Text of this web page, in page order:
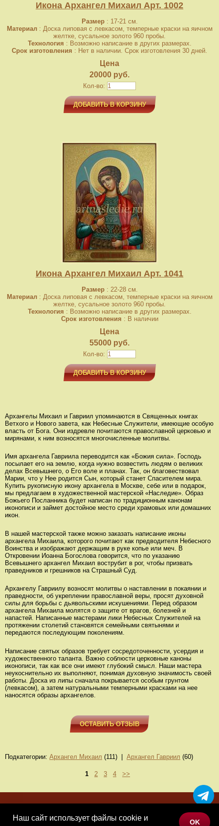
Икона Архангел Михаил Арт. 1002
Размер: 17-21 см.
Материал: Доска липовая с левкасом, темперные краски на яичном
желтке, сусальное золото 960 пробы.
Технология : Возможно написание в других размерах.
Срок изготовления : Нет в наличии. Срок изготовления 30 дней.
Цена
20000 руб.
Кол-во:
ДОБАВИТЬ В КОРЗИНУ
Икона Архангел Михаил Арт. 1041
Размер: 22-28 см.
Материал: Доска липовая с левкасом, темперные краски на яичном
желтке, сусальное золото 960 пробы.
Технология : Возможно написание в других размерах.
Срок изготовления : В наличии
Цена
55000 руб.
Кол-во:
ДОБАВИТЬ В КОРЗИНУ
Архангелы Михаил и Гавриил упоминаются в Священных книгах
Ветхого и Нового завета, как Небесные Служители, имеющие особую
власть от Бога. Они издревле почитаются православной церковью и
мирянами, к ним возносятся многочисленные молитвы.
Имя архангела Гавриила переводится как «Божия сила». Господь
посылает его на землю, когда нужно возвестить людям о великих
делах Всевышнего, о Его воле и планах. Так, он благовествовал
Марии, что у Нее родится Сын, который станет Спасителем мира.
Купить рукописную икону архангела в Москве, себе или в подарок,
мы предлагаем в художественной мастерской «Наследие». Образ
Божьего Посланника будет написан по традиционным канонам
иконописи и займет достойное место среди храмовых или домашних
икон.
В нашей мастерской также можно заказать написание иконы
архангела Михаила, которого почитают как предводителя Небесного
Воинства и изображают держащим в руке копье или меч. В
Откровении Иоанна Богослова говорится, что по указанию
Всевышнего архангел Михаил вострубит в рог, чтобы призвать
праведников и грешников на Страшный Суд.
Архангелу Гавриилу возносят молитвы о наставлении в покаянии и
праведности, об укреплении православной веры, просят духовной
силы для борьбы с дьявольскими искушениями. Перед образом
архангела Михаила молятся о защите от врагов, болезней и
напастей. Написанные мастерами лики Небесных Служителей на
протяжении столетий становятся семейными святынями и
передаются последующим поколениям.
Написание святых образов требует сосредоточенности, усердия и
художественного таланта. Важно соблюсти церковные каноны
иконописи, так как все они имеют глубокий смысл. Наши мастера
неукоснительно их выполняют, понимая духовную значимость своей
работы. Доска из липы сначала покрывается особым грунтом
(левкасом), а затем натуральными темперными красками на нее
наносятся образы архангелов.
ОСТАВИТЬ ОТЗЫВ
Подкатегории: Архангел Михаил (111) | Архангел Гавриил (60)
1 2 3 4 >>
Наш сайт использует файлы cookie и
OK